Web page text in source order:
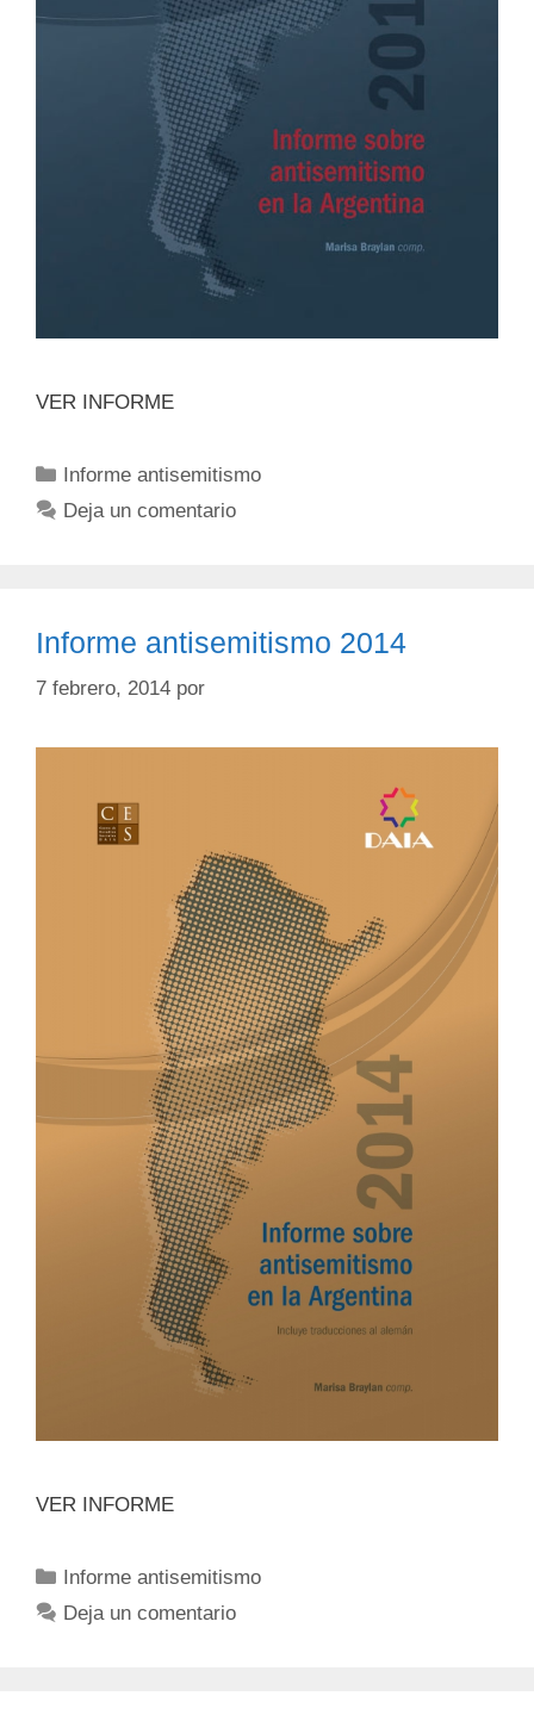
VER INFORME
Informe antisemitismo
Deja un comentario
Informe antisemitismo 2014
7 febrero, 2014 por
VER INFORME
Informe antisemitismo
Deja un comentario